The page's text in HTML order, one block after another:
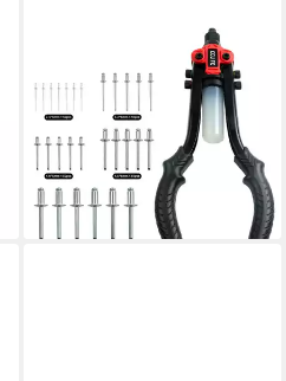
Blindnietzange CCLIFE
Nietzange Set Blindnietzange
Nietmutternzange Werkzeug
ab 20,99 € UVP 26,99 €
-22%
lieferbar - in 3-4 Werktagen bei dir